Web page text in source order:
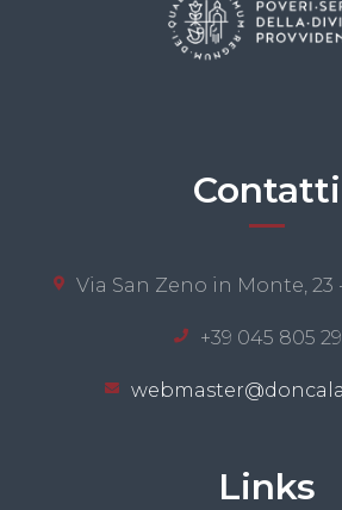
Contatti
Via San Zeno in Monte, 23
+39 045 805
Links